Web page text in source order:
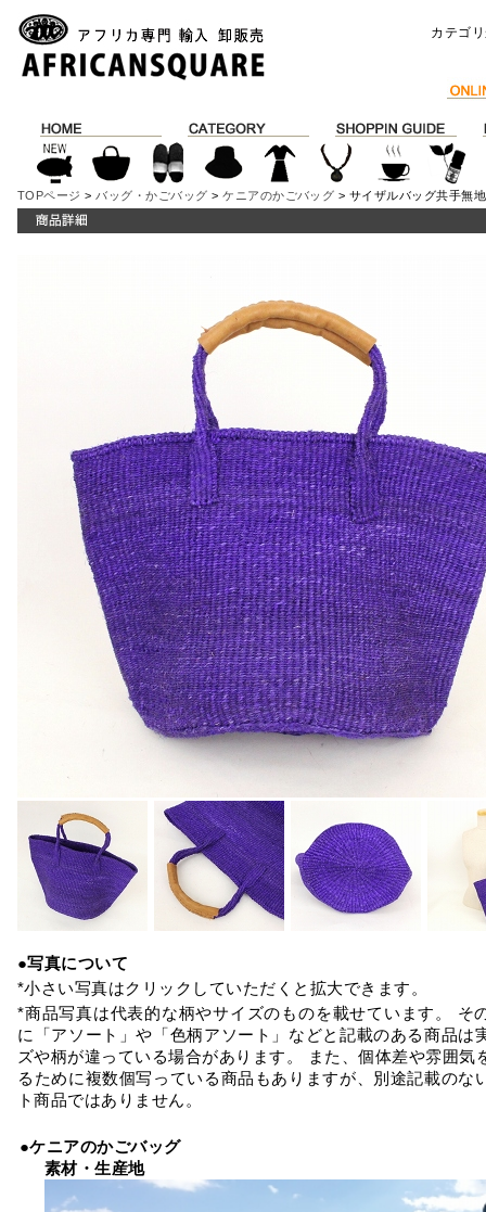
カテゴ
TOPページ > バッグ・かごバッグ >ケニアのかごバッグ > サイザルバッグ共手無
●写真について
*小さい写真はクリックしていただくと拡大できます。
*商品写真は代表的な柄やサイズのものを載せています。 そ
に「アソート」や「色柄アソート」などと記載のある商品は
ズや柄が違っている場合があります。 また、個体差や雰囲気
るために複数個写っている商品もありますが、別途記載のな
ト商品ではありません。
●ケニアのかごバッグ
素材・生産地